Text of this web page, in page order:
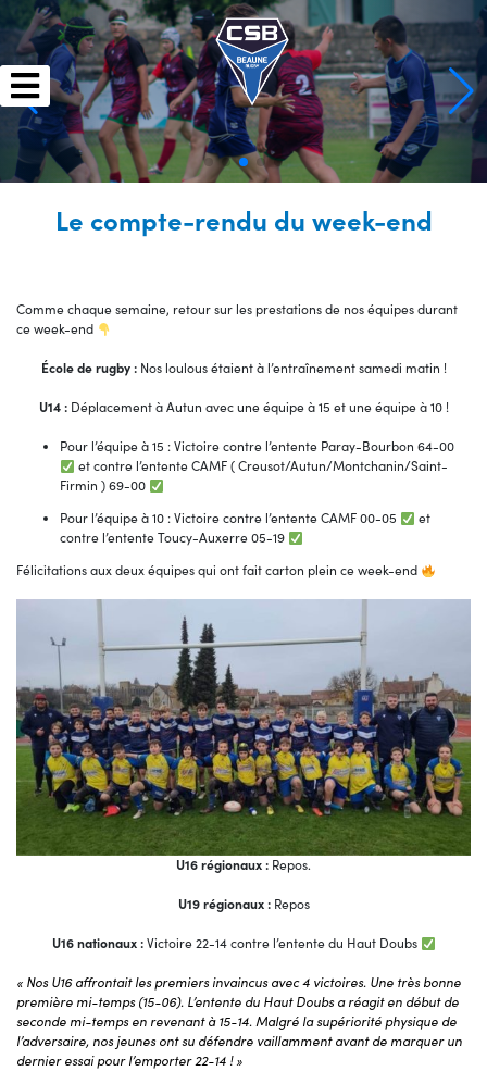
to
content
Le compte-rendu du week-end
Comme chaque semaine, retour sur les prestations de nos équipes durant
ce week-end
École de rugby :Nos loulous étaient à l’entraînement samedi matin !
U14 : Déplacement à Autun avec une équipe à 15 et une équipe à 10 !
Pour l’équipe à 15 : Victoire contre l’entente Paray-Bourbon 64-00
et contre l’entente CAMF ( Creusot/Autun/Montchanin/Saint-
Firmin ) 69-00
Pour l’équipe à 10 : Victoire contre l’entente CAMF 00-05
et
contre l’entente Toucy-Auxerre 05-19
Félicitations aux deux équipes qui ont fait carton plein ce week-end
U16 régionaux : Repos.
U19 régionaux :Repos
U16 nationaux :Victoire 22-14 contre l’entente du Haut Doubs
« Nos U16 affrontait les premiers invaincus avec 4 victoires. Une très bonne
première mi-temps (15-06). L’entente du Haut Doubs a réagit en début de
seconde mi-temps en revenant à 15-14. Malgré la supériorité physique de
l’adversaire, nos jeunes ont su défendre vaillamment avant de marquer un
dernier essai pour l’emporter 22-14 ! »